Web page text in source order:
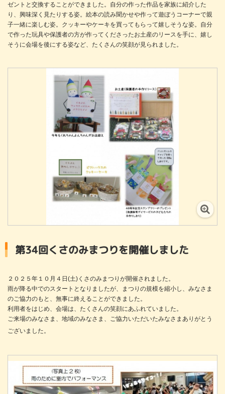
ゼントと交換することができました。自分の作った作品を家族に紹介した
り、興味深く見たりする姿。絵本の読み聞かせや作って遊ぼうコーナーで親
子一緒に楽しむ姿。クッキーやケーキを買ってもらって嬉しそうな姿。自分
で作った玩具や保護者の方が作ってくださったお土産のリースを手に、嬉し
そうに会場を後にする姿など、たくさんの笑顔が見られました。
第34回くさのみまつりを開催しました
２０２５年１０月４日(土)くさのみまつりが開催されました。
雨が降る中でのスタートとなりましたが、まつりの規模を縮小し、 みなさま
のご協力のもと、無事に終えることができました。
利用者をはじめ、会場は、たくさんの笑顔にあふれていました。
ご来場のみなさま、地域のみなさま、ご協力いただいたみなさま ありがとう
ございました。